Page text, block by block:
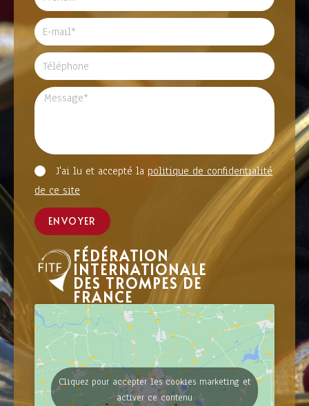
J'ai lu et accepté la politique de confidentialité
de ce site
ENVOYER
FÉDÉRATION
INTERNATIONALE
DES TROMPES DE
FRANCE
Cliquez pour accepter les cookies marketing et
activer ce contenu